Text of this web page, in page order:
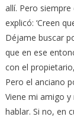
allí. Pero
explicó: ‘Creen
Déjame buscar
que en ese
con el
Pero el anciano
Viene mi amigo y
hablar. Si no, en